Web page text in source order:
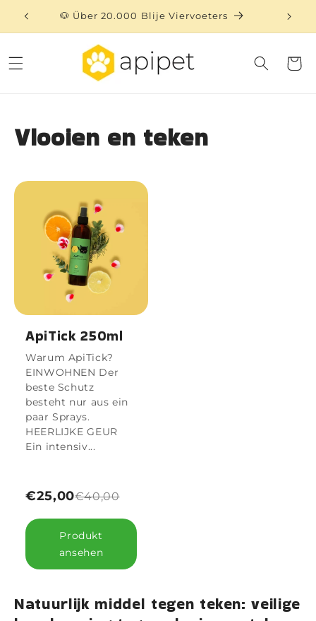
zum
Inhalt
🐶 Über 20.000 Blije Viervoeters
Vlooien en teken
ApiTick 250ml
Warum ApiTick?
EINWOHNEN Der
beste Schutz
besteht nur aus ein
paar Sprays.
HEERLIJKE GEUR
Ein intensiv...
€25,00€40,00
Produkt
ansehen
Natuurlijk middel tegen teken: veilige